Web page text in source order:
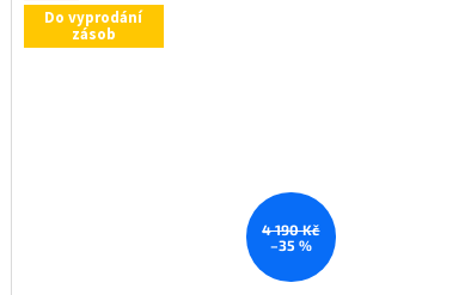
Do vyprodání
zásob
4 190 Kč
–35 %